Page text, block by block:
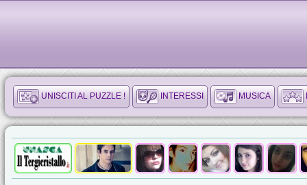
UNISCITI AL PUZZLE ! INTERESSI MUSICA